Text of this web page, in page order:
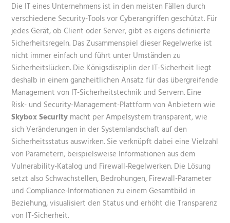
Die IT eines Unternehmens ist in den meisten Fällen durch
verschiedene Security-Tools vor Cyberangriffen geschützt. Für
jedes Gerät, ob Client oder Server, gibt es eigens definierte
Sicherheitsregeln. Das Zusammenspiel dieser Regelwerke ist
nicht immer einfach und führt unter Umständen zu
Sicherheitslücken. Die Königsdisziplin der IT-Sicherheit liegt
deshalb in einem ganzheitlichen Ansatz für das übergreifende
Management von IT-Sicherheitstechnik und Servern. Eine
Risk- und Security-Management-Plattform von Anbietern wie
Skybox Security macht per Ampelsystem transparent, wie
sich Veränderungen in der Systemlandschaft auf den
Sicherheitsstatus auswirken. Sie verknüpft dabei eine Vielzahl
von Parametern, beispielsweise Informationen aus dem
Vulnerability-Katalog und Firewall-Regelwerken. Die Lösung
setzt also Schwachstellen, Bedrohungen, Firewall-Parameter
und Compliance-Informationen zu einem Gesamtbild in
Beziehung, visualisiert den Status und erhöht die Transparenz
von IT-Sicherheit.